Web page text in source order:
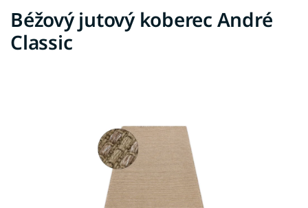
Béžový jutový koberec André
Classic